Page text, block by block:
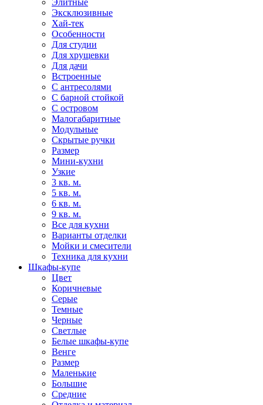
Элитные
Эксклюзивные
Хай-тек
Особенности
Для студии
Для хрущевки
Для дачи
Встроенные
С антресолями
С барной стойкой
С островом
Малогабаритные
Модульные
Скрытые ручки
Размер
Мини-кухни
Узкие
3 кв. м.
5 кв. м.
6 кв. м.
9 кв. м.
Все для кухни
Варианты отделки
Мойки и смесители
Техника для кухни
Шкафы-купе
Цвет
Коричневые
Серые
Темные
Черные
Светлые
Белые шкафы-купе
Венге
Размер
Маленькие
Большие
Средние